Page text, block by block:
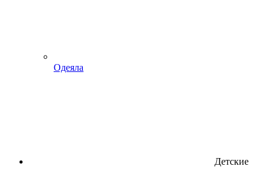
Одеяла
Детские